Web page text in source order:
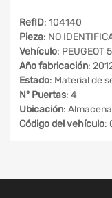
RefID: 104140
Pieza: NO
Vehículo: PEUGEOT
Año fabricación:
Estado: Material de
Nº Puertas: 4
Ubicación:
Código del vehículo: